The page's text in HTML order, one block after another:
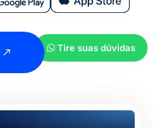
Tire suas dúvidas